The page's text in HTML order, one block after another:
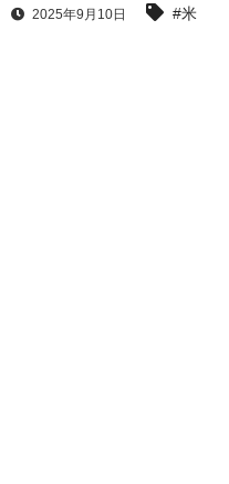
2025年9月10日 #米